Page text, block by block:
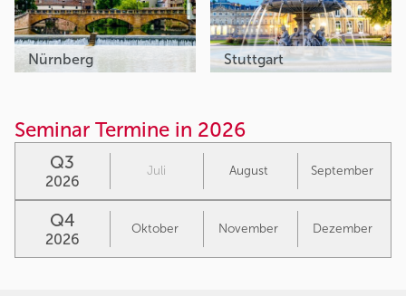
Nürnberg Stuttgart
Seminar Termine in 2026
Q3
2026
Juli August September
Q4
2026
Oktober November Dezember